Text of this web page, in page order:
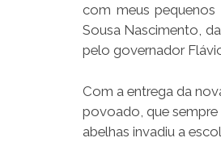
com meus pequenos
Sousa Nascimento,
pelo governador
Com a entrega da
povoado, que sempre
abelhas invadiu a